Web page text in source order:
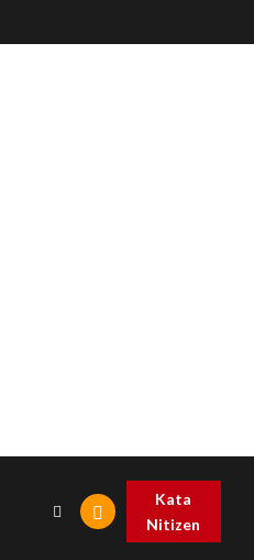
Kata
Nitizen
UUD 1945 dan
Program Strategis
Prabowo